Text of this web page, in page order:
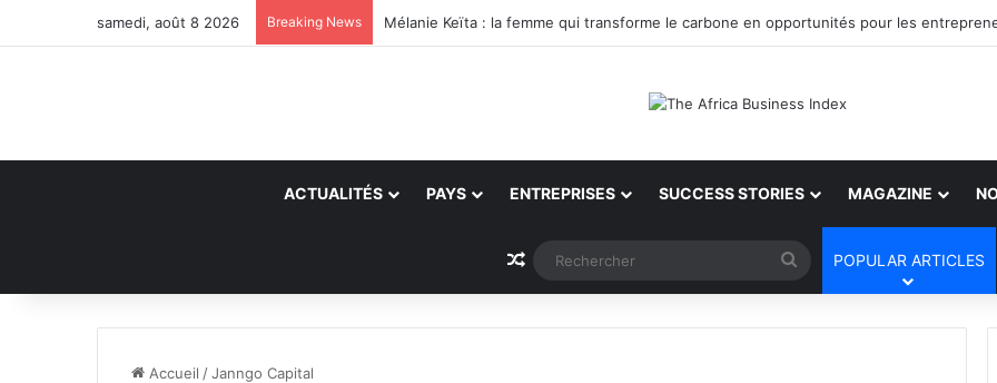
samedi, août 8 2026 Breaking News
ACTUALITÉS PAYS ENTREPRISES SUCCESS STORIES MAGAZINE
Article Aléatoire Rechercher
POPULAR ARTICLES
Accueil /Janngo Capital